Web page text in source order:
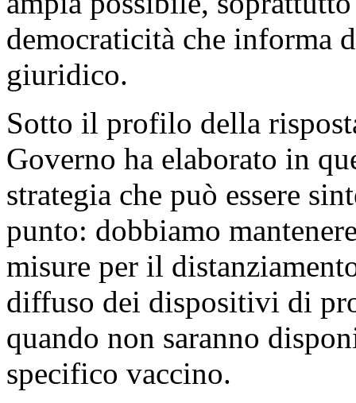
democraticità che informa
giuridico.
Sotto il profilo della
Governo ha elaborato in
strategia che può essere
punto: dobbiamo
misure per il
diffuso dei dispositivi di
quando non saranno
specifico vaccino.